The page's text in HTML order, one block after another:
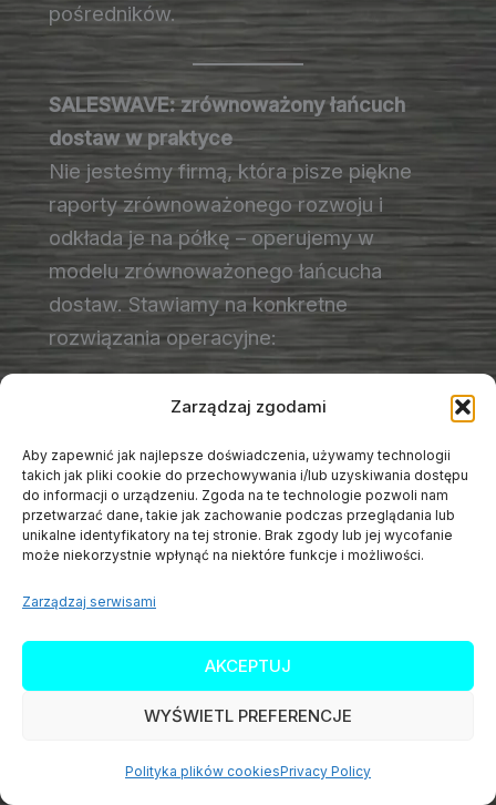
Zarządzaj zgodami
Aby zapewnić jak najlepsze doświadczenia, używamy technologii
takich jak pliki cookie do przechowywania i/lub uzyskiwania dostępu
do informacji o urządzeniu. Zgoda na te technologie pozwoli nam
przetwarzać dane, takie jak zachowanie podczas przeglądania lub
unikalne identyfikatory na tej stronie. Brak zgody lub jej wycofanie
może niekorzystnie wpłynąć na niektóre funkcje i możliwości.
Zarządzaj serwisami
AKCEPTUJ
WYŚWIETL PREFERENCJE
Polityka plików cookiesPrivacy Policy
pośredników.
SALESWAVE: zrównoważony łańcuch
dostaw w praktyce
Nie jesteśmy firmą, która pisze piękne
raporty zrównoważonego rozwoju i
odkłada je na półkę – operujemy w
modelu zrównoważonego łańcucha
dostaw. Stawiamy na konkretne
rozwiązania operacyjne:
Polskie liofilizaty z pełną
zakład przetwórczy, aż do Twojej fabryki.
Dostępne w wariantach
konwencjonalnych i organicznych (EKO).
Certyfikowany miód z Mołdawii
zatwierdzony dostawca UE, dostępne
cyfrowe śledzenie partii, warianty organic.
Pełny pakiet dokumentacji
dostawie: specyfikacja surowca, CoA,
informacja o zakładzie produkcyjnym.